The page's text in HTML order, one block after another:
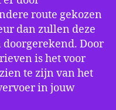
route gekozen
dan zullen deze
Door
is het voor
te zijn van het
in jouw